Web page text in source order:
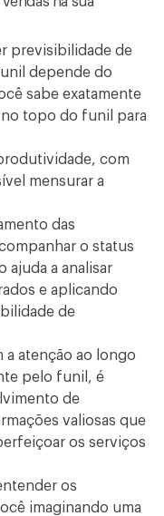
previsibilidade de
depende do
sabe exatamente
no topo do funil para
com
mensurar a
das
o status
ajuda a analisar
e aplicando
de
a atenção ao longo
pelo funil, é
de
valiosas que
os serviços
os
imaginando uma